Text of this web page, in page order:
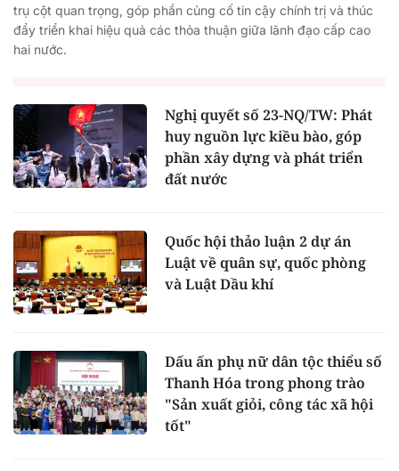
trụ cột quan trọng, góp phần củng cố tin cậy chính trị và thúc
đẩy triển khai hiệu quả các thỏa thuận giữa lãnh đạo cấp cao
hai nước.
Nghị quyết số 23-NQ/TW: Phát
huy nguồn lực kiều bào, góp
phần xây dựng và phát triển
đất nước
Quốc hội thảo luận 2 dự án
Luật về quân sự, quốc phòng
và Luật Dầu khí
Dấu ấn phụ nữ dân tộc thiểu số
Thanh Hóa trong phong trào
"Sản xuất giỏi, công tác xã hội
tốt"